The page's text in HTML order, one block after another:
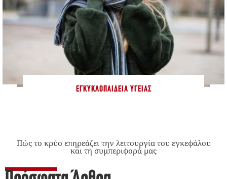
ΕΓΚΥΚΛΟΠΑΊΔΕΙΑ ΥΓΕΊΑΣ
Πώς το κρύο επηρεάζει την λειτουργία του εγκεφάλου
και τη συμπεριφορά μας